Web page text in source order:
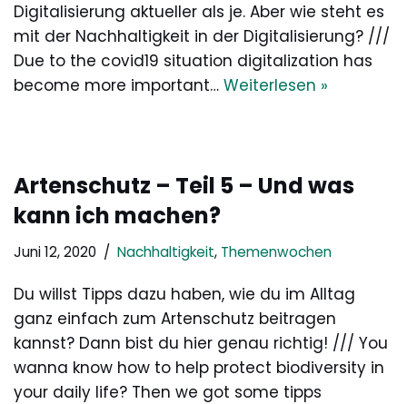
Digitalisierung aktueller als je. Aber wie steht es
mit der Nachhaltigkeit in der Digitalisierung? ///
Due to the covid19 situation digitalization has
become more important… Weiterlesen »
Artenschutz – Teil 5 – Und was
kann ich machen?
Juni 12, 2020 Nachhaltigkeit, Themenwochen
Du willst Tipps dazu haben, wie du im Alltag
ganz einfach zum Artenschutz beitragen
kannst? Dann bist du hier genau richtig! /// You
wanna know how to help protect biodiversity in
your daily life? Then we got some tipps